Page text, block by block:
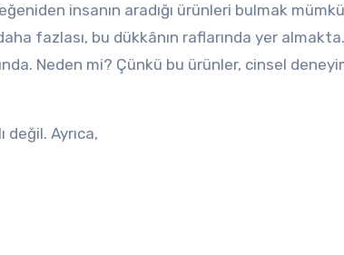
insanın aradığı ürünleri bulmak
fazlası, bu dükkânın raflarında yer almakta.
Neden mi? Çünkü bu ürünler, cinsel
değil. Ayrıca,